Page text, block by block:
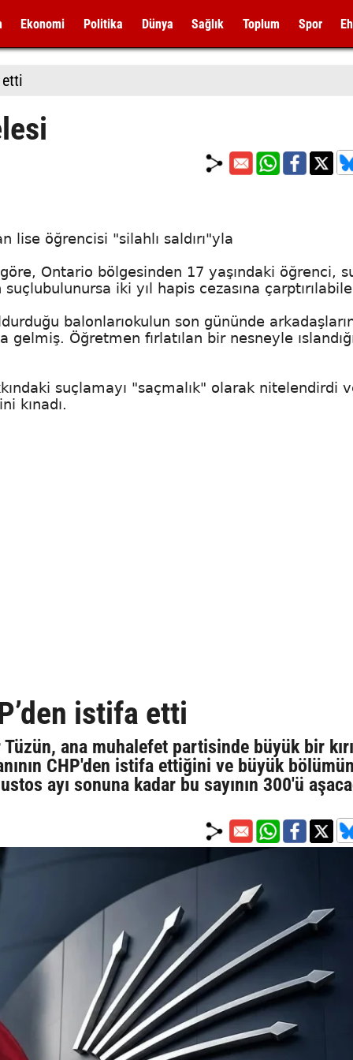
Ekonomi Politika Dünya Sağlık Toplum Spor
etti
lise öğrencisi "silahlı saldırı"yla
Ontario bölgesinden 17 yaşındaki öğrenci,
iki yıl hapis cezasına
balonlarıokulun son gününde
gelmiş. Öğretmen fırlatılan bir nesneyle
suçlamayı "saçmalık" olarak nitelendirdi
kınadı.
istifa etti
Tüzün, ana muhalefet partisinde büyük bir
CHP'den istifa ettiğini ve büyük
ayı sonuna kadar bu sayının 300'ü